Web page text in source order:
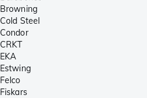
Browning
Cold Steel
Condor
CRKT
EKA
Estwing
Felco
Fiskars